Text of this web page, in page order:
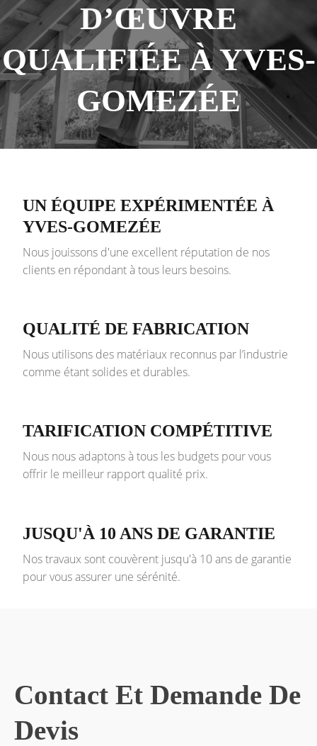
D’ŒUVRE
QUALIFIÉE À YVES-
GOMEZÉE
UN ÉQUIPE EXPÉRIMENTÉE À
YVES-GOMEZÉE
Nous jouissons d'une excellent réputation de nos
clients en répondant à tous leurs besoins.
QUALITÉ DE FABRICATION
Nous utilisons des matériaux reconnus par l’industrie
comme étant solides et durables.
TARIFICATION COMPÉTITIVE
Nous nous adaptons à tous les budgets pour vous
offrir le meilleur rapport qualité prix.
JUSQU'À 10 ANS DE GARANTIE
Nos travaux sont couvèrent jusqu'à 10 ans de garantie
pour vous assurer une sérénité.
Contact Et Demande De
Devis